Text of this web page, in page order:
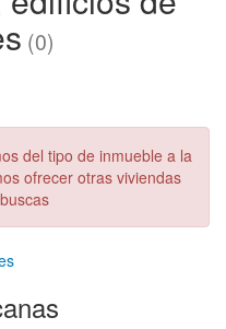
(0)
del tipo de inmueble a la
ofrecer otras viviendas